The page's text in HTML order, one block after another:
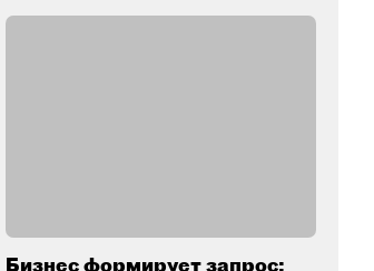
Бизнес формирует запрос: